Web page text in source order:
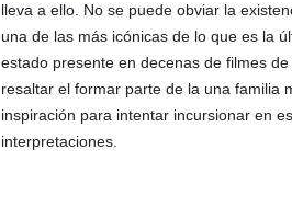
lleva a ello. No se puede obviar la
una de las más icónicas de lo que es la
estado presente en decenas de filmes
resaltar el formar parte de la una familia
inspiración para intentar incursionar en
interpretaciones.